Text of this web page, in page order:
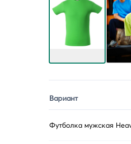
Вариант
Футболка мужская